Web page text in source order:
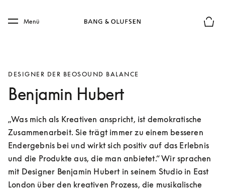
Skip to main footer
Menü
DESIGNER DER BEOSOUND BALANCE
Benjamin Hubert
„Was mich als Kreativen anspricht, ist demokratische
Zusammenarbeit. Sie trägt immer zu einem besseren
Endergebnis bei und wirkt sich positiv auf das Erlebnis
und die Produkte aus, die man anbietet.“ Wir sprachen
mit Designer Benjamin Hubert in seinem Studio in East
London über den kreativen Prozess, die musikalische